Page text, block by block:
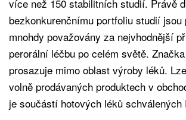
více než 150 stabilitních studií. Právě
bezkonkurenčnímu portfoliu studií jsou
mnohdy považovány za nejvhodnější
perorální léčbu po celém světě.
prosazuje mimo oblast výroby léků.
volně prodávaných produktech v
je součástí hotových léků schválených